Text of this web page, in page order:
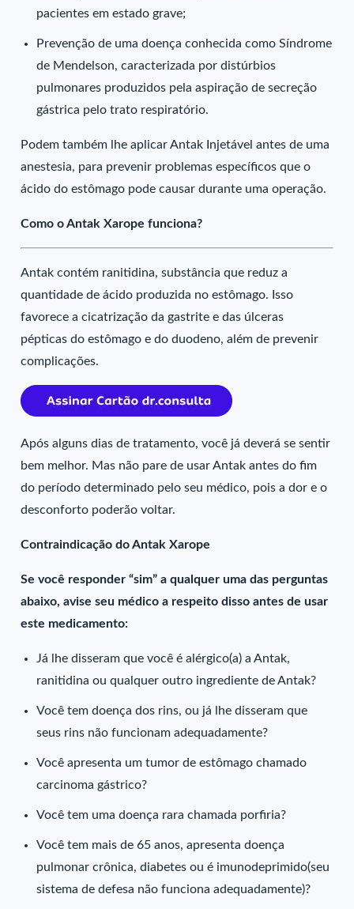
pacientes em estado grave;
Prevenção de uma doença conhecida como Síndrome
de Mendelson, caracterizada por distúrbios
pulmonares produzidos pela aspiração de secreção
gástrica pelo trato respiratório.
Podem também lhe aplicar Antak Injetável antes de uma
anestesia, para prevenir problemas específicos que o
ácido do estômago pode causar durante uma operação.
Como o Antak Xarope funciona?
Antak contém ranitidina, substância que reduz a
quantidade de ácido produzida no estômago. Isso
favorece a cicatrização da gastrite e das úlceras
pépticas do estômago e do duodeno, além de prevenir
complicações.
Após alguns dias de tratamento, você já deverá se sentir
bem melhor. Mas não pare de usar Antak antes do fim
do período determinado pelo seu médico, pois a dor e o
desconforto poderão voltar.
Contraindicação do Antak Xarope
Se você responder “sim” a qualquer uma das perguntas
abaixo, avise seu médico a respeito disso antes de usar
este medicamento:
Já lhe disseram que você é alérgico(a) a Antak,
ranitidina ou qualquer outro ingrediente de Antak?
Você tem doença dos rins, ou já lhe disseram que
seus rins não funcionam adequadamente?
Você apresenta um tumor de estômago chamado
carcinoma gástrico?
Você tem uma doença rara chamada porfiria?
Você tem mais de 65 anos, apresenta doença
pulmonar crônica, diabetes ou é imunodeprimido(seu
sistema de defesa não funciona adequadamente)?